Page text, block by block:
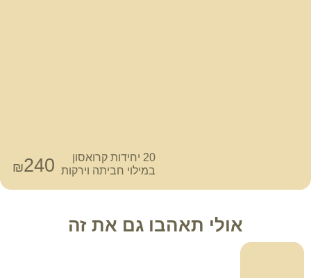
20 יחידות קרואסון
במילוי חביתה וירקות
₪240
אולי תאהבו גם את זה